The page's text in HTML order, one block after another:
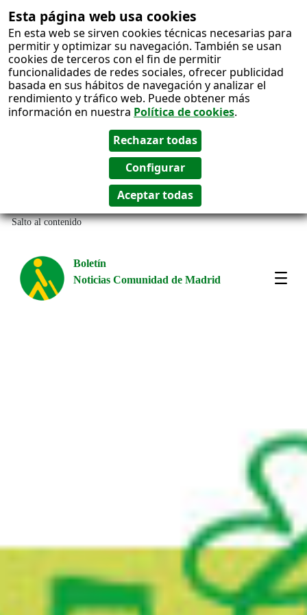
Esta página web usa cookies
En esta web se sirven cookies técnicas necesarias para
permitir y optimizar su navegación. También se usan
cookies de terceros con el fin de permitir
funcionalidades de redes sociales, ofrecer publicidad
basada en sus hábitos de navegación y analizar el
rendimiento y tráfico web. Puede obtener más
información en nuestra Política de cookies.
Salto al contenido
Boletín
Noticias Comunidad de Madrid